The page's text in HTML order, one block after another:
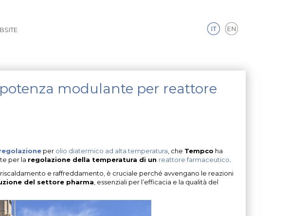
modulante per reattore
per olio diatermico ad alta temperatura , che Tempco ha
per la regolazione della temperatura di un reattore farmaceutico
e raffreddamento, è cruciale perché avvengano le reazioni
del settore pharma , essenziali per l’efficacia e la qualità del